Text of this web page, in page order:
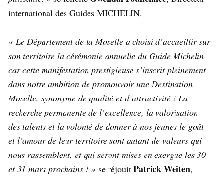
international des Guides MICHELIN.
« Le Département de la Moselle a choisi d’accueillir sur
son territoire la cérémonie annuelle du Guide Michelin
car cette manifestation prestigieuse s’inscrit pleinement
dans notre ambition de promouvoir une Destination
Moselle, synonyme de qualité et d’attractivité ! La
recherche permanente de l’excellence, la valorisation
des talents et la volonté de donner à nos jeunes le goût
et l’amour de leur territoire sont autant de valeurs qui
nous rassemblent, et qui seront mises en exergue les 30
et 31 mars prochains ! » se réjouit Patrick Weiten,